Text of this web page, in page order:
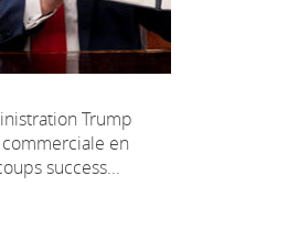
Trump
en
success...